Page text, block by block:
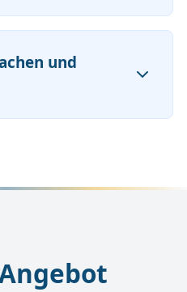
und